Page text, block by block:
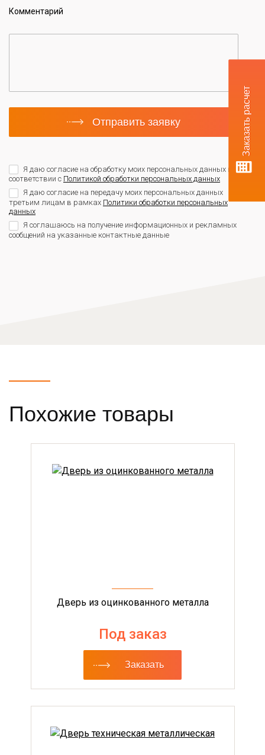
Заказать расчет
Комментарий
Отправить заявку
Я даю согласие на обработку моих персональных данных в
соответствии с Политикой обработки персональных данных
Я даю согласие на передачу моих персональных данных
третьим лицам в рамках Политики обработки персональных
данных
Я соглашаюсь на получение информационных и рекламных
сообщений на указанные контактные данные
Похожие товары
Дверь из оцинкованного металла
Под заказ
Заказать